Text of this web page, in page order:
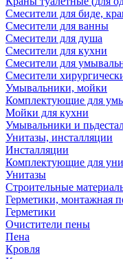
Смесители для биде,
Смесители для ванны
Смесители для душа
Смесители для кухни
Смесители для
Смесители
Умывальники, мойки
Комплектующие для
Мойки для кухни
Умывальники и
Унитазы, инсталляции
Инсталляции
Комплектующие для
Унитазы
Строительные
Герметики, монтажная
Герметики
Очистители пены
Пена
Кровля